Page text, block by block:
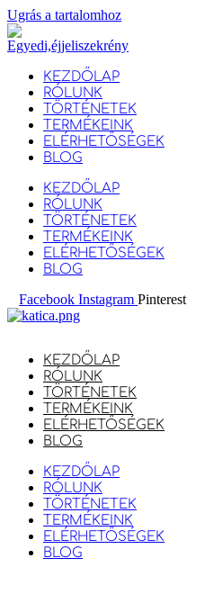
Ugrás a tartalomhoz
KEZDŐLAP
RÓLUNK
TÖRTÉNETEK
TERMÉKEINK
ELÉRHETŐSÉGEK
BLOG
KEZDŐLAP
RÓLUNK
TÖRTÉNETEK
TERMÉKEINK
ELÉRHETŐSÉGEK
BLOG
Facebook Instagram Pinterest
KEZDŐLAP
RÓLUNK
TÖRTÉNETEK
TERMÉKEINK
ELÉRHETŐSÉGEK
BLOG
KEZDŐLAP
RÓLUNK
TÖRTÉNETEK
TERMÉKEINK
ELÉRHETŐSÉGEK
BLOG